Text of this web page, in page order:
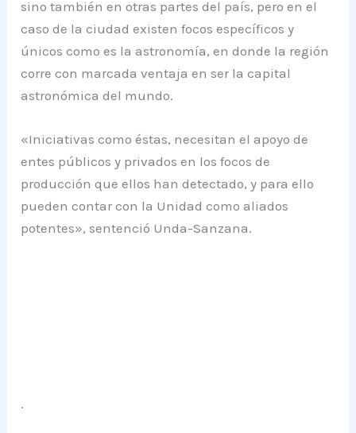
sino también en otras partes del país, pero en el
caso de la ciudad existen focos específicos y
únicos como es la astronomía, en donde la región
corre con marcada ventaja en ser la capital
astronómica del mundo.
«Iniciativas como éstas, necesitan el apoyo de
entes públicos y privados en los focos de
producción que ellos han detectado, y para ello
pueden contar con la Unidad como aliados
potentes», sentenció Unda-Sanzana.
.